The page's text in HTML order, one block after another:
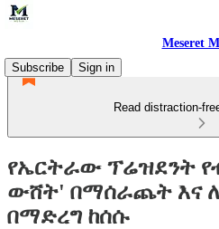
Meseret
Subscribe
Sign in
Read distraction-
የኤርትራው ፕሬዝደንት
ውሸት' በማሰራጨት እና
በማድረግ ከሰሱ